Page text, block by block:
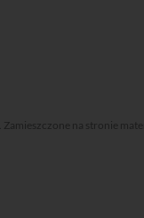
na stronie